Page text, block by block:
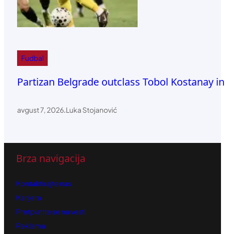
Fudbal
Partizan Belgrade outclass Tobol Kostanay
avgust 7, 2026.Luka Stojanović
Brza navigacija
Kontaktirajte nas
Karijera
Pretplatite se na vesti
Reklama